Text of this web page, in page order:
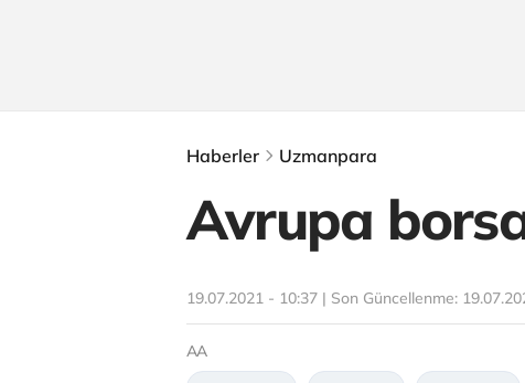
Haberler Uzmanpara
Avrupa
19.07.2021 - 10:37 | Son Güncellenme:
AA